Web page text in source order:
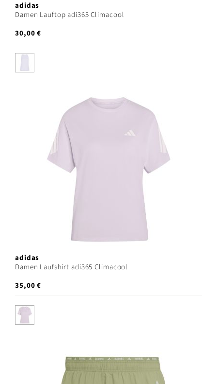
adidas
Damen Lauftop adi365 Climacool
30,00 €
adidas
Damen Laufshirt adi365 Climacool
35,00 €